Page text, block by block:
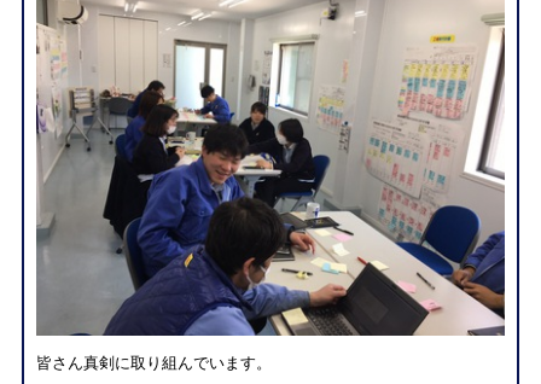
皆さん真剣に取り組んでいます。